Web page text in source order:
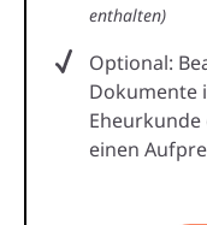
enthalten)
Optional:
Dokumente
einen